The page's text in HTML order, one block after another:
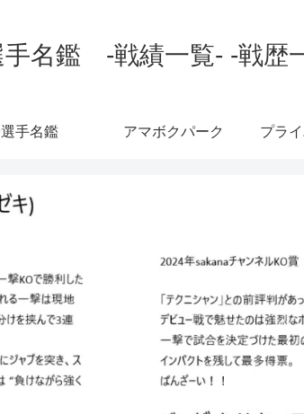
名鑑 -戦績一覧- -戦歴
手名鑑 アマボクパーク プラ